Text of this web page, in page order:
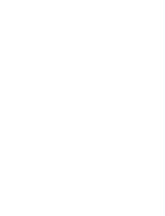
двухканал. (55)